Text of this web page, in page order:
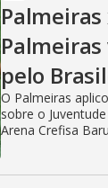
pelo
O Palmeiras
sobre o
Arena Crefisa